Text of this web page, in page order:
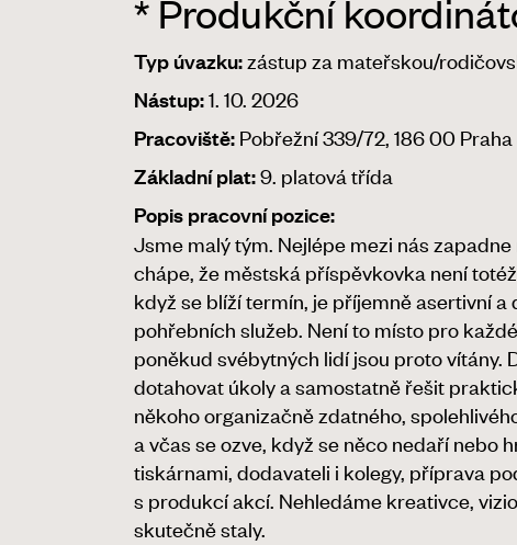
* Produkční
Typ úvazku:zástup za mateřskou/
Nástup:1. 10. 2026
Pracoviště: Pobřežní 339/72, 186 00 Praha
Základní plat:9. platová třída
Popis pracovní pozice:
Jsme malý tým. Nejlépe mezi nás
chápe, že městská příspěvkovka není
když se blíží termín, je příjemně asertivní
pohřebních služeb. Není to místo pro
poněkud svébytných lidí jsou proto vítány.
dotahovat úkoly a samostatně řešit
někoho organizačně zdatného,
a včas se ozve, když se něco nedaří
tiskárnami, dodavateli i kolegy, příprava
s produkcí akcí. Nehledáme kreativce,
skutečně staly.